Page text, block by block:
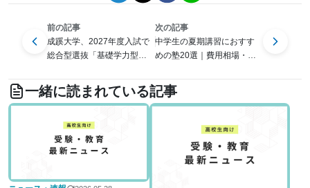
前の記事
成蹊大学、2027年度入試で
総合型選抜「基礎学力型」
響は？
次の記事
中学生の夏期講習におすす
めの塾20選｜費用相場・夏
最新】
一緒に読まれている記事